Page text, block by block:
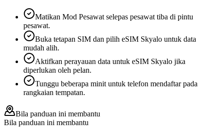
Matikan Mod Pesawat selepas pesawat tiba di pintu
pesawat.
Buka tetapan SIM dan pilih eSIM Skyalo untuk data
mudah alih.
Aktifkan perayauan data untuk eSIM Skyalo jika
diperlukan oleh pelan.
Tunggu beberapa minit untuk telefon mendaftar pada
rangkaian tempatan.
Bila panduan ini membantu
Bila panduan ini membantu